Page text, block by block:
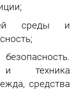
среды и
техника
средства